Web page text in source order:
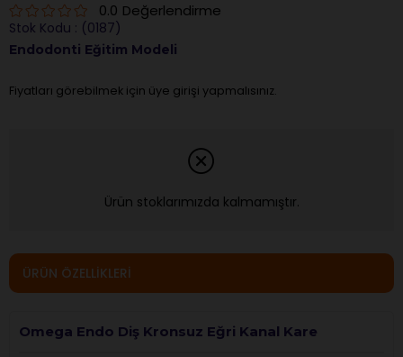
0.0 Değerlendirme
Stok Kodu (0187)
Endodonti Eğitim Modeli
Fiyatları görebilmek için üye girişi yapmalısınız.
Ürün stoklarımızda kalmamıştır.
ÜRÜN ÖZELLIKLERI
Omega Endo Diş Kronsuz Eğri Kanal Kare